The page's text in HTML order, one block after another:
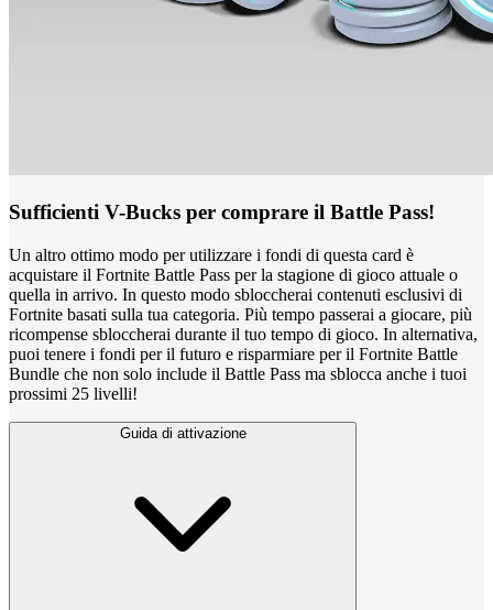
Sufficienti V-Bucks per comprare il Battle Pass!
Un altro ottimo modo per utilizzare i fondi di questa card è
acquistare il Fortnite Battle Pass per la stagione di gioco attuale o
quella in arrivo. In questo modo sbloccherai contenuti esclusivi di
Fortnite basati sulla tua categoria. Più tempo passerai a giocare, più
ricompense sbloccherai durante il tuo tempo di gioco. In alternativa,
puoi tenere i fondi per il futuro e risparmiare per il Fortnite Battle
Bundle che non solo include il Battle Pass ma sblocca anche i tuoi
prossimi 25 livelli!
Guida di attivazione